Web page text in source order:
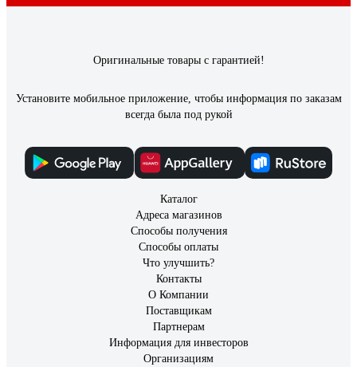
Оригинальные товары с гарантией!
Установите мобильное приложение, чтобы информация по заказам
всегда была под рукой
Каталог
Адреса магазинов
Способы получения
Способы оплаты
Что улучшить?
Контакты
О Компании
Поставщикам
Партнерам
Информация для инвесторов
Организациям